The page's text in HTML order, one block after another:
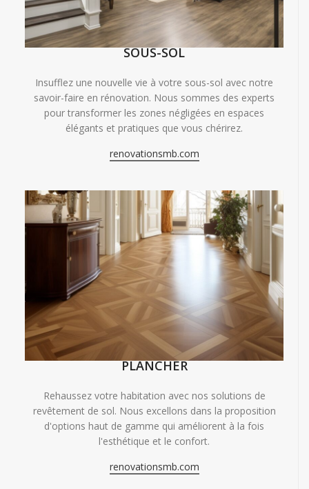
SOUS-SOL
Insufflez une nouvelle vie à votre sous-sol avec notre
savoir-faire en rénovation. Nous sommes des experts
pour transformer les zones négligées en espaces
élégants et pratiques que vous chérirez.
renovationsmb.com
PLANCHER
Rehaussez votre habitation avec nos solutions de
revêtement de sol. Nous excellons dans la proposition
d'options haut de gamme qui améliorent à la fois
l'esthétique et le confort.
renovationsmb.com